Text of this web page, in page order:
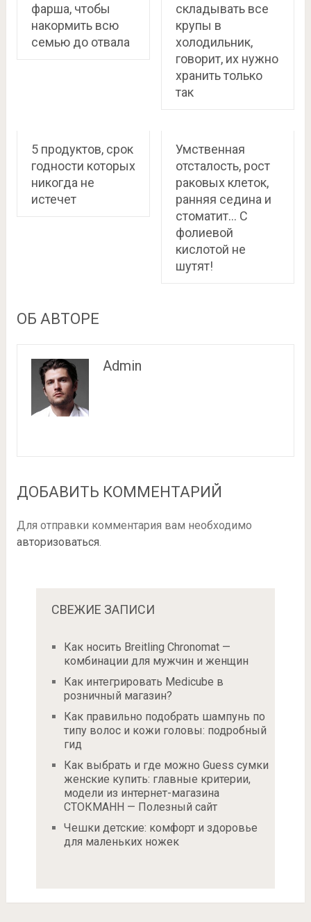
фарша, чтобы
накормить всю
семью до отвала
складывать все
крупы в
холодильник,
говорит, их нужно
хранить только
так
5 продуктов, срок
годности которых
никогда не
истечет
Умственная
отсталость, рост
раковых клеток,
ранняя седина и
стоматит… С
фолиевой
кислотой не
шутят!
ОБ АВТОРЕ
Admin
ДОБАВИТЬ КОММЕНТАРИЙ
Для отправки комментария вам необходимо
авторизоваться.
СВЕЖИЕ ЗАПИСИ
Как носить Breitling Chronomat —
комбинации для мужчин и женщин
Как интегрировать Medicube в
розничный магазин?
Как правильно подобрать шампунь по
типу волос и кожи головы: подробный
гид
Как выбрать и где можно Guess сумки
женские купить: главные критерии,
модели из интернет-магазина
СТОКМАНН — Полезный сайт
Чешки детские: комфорт и здоровье
для маленьких ножек